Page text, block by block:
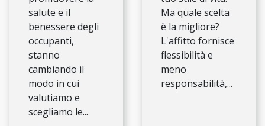
salute e il
benessere degli
occupanti,
stanno
cambiando il
modo in cui
valutiamo e
scegliamo le...
Ma quale scelta
è la migliore?
L'affitto fornisce
flessibilità e
meno
responsabilità,...